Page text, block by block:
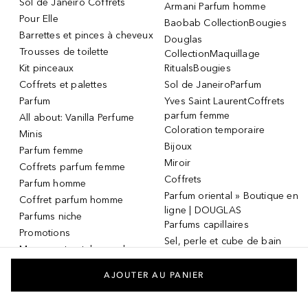
Sol de Janeiro Coffrets
Pour Elle
Barrettes et pinces à cheveux
Trousses de toilette
Kit pinceaux
Coffrets et palettes
Parfum
All about: Vanilla Perfume
Minis
Parfum femme
Coffrets parfum femme
Parfum homme
Coffret parfum homme
Parfums niche
Promotions
Masque et patch pour les
Armani Parfum homme
Baobab CollectionBougies
Douglas
CollectionMaquillage
RitualsBougies
Sol de JaneiroParfum
Yves Saint LaurentCoffrets
parfum femme
Coloration temporaire
Bijoux
Miroir
Coffrets
Parfum oriental » Boutique en
ligne | DOUGLAS
Parfums capillaires
Sel, perle et cube de bain
Dermaroller
Masque et patch pour les
AJOUTER AU PANIER